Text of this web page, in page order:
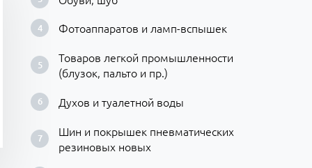
Фотоаппаратов и ламп-вспышек
Товаров легкой промышленности
(блузок, пальто и пр.)
Духов и туалетной воды
Шин и покрышек пневматических
резиновых новых